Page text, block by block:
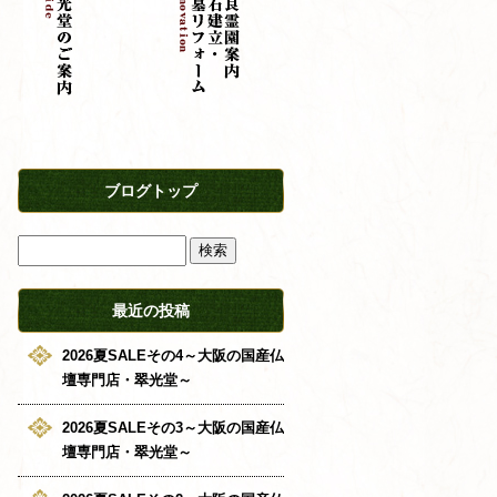
ブログトップ
最近の投稿
2026夏SALEその4～大阪の国産仏
壇専門店・翠光堂～
2026夏SALEその3～大阪の国産仏
壇専門店・翠光堂～